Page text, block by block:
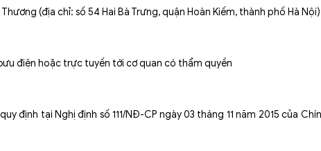
(địa chỉ: số 54 Hai Bà Trưng, quận Hoàn Kiếm, thành phố Hà
điện hoặc trực tuyến tới cơ quan có thẩm quyền
định tại Nghị định số 111/NĐ-CP ngày 03 tháng 11 năm 2015 của